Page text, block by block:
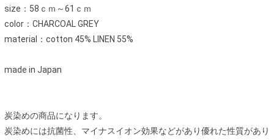
size：58ｃｍ～61ｃｍ
color：CHARCOAL GREY
material：cotton 45% LINEN 55%
made in Japan
炭染めの商品になります。
炭染めには抗菌性、マイナスイオン効果などがあり優れた性質があり